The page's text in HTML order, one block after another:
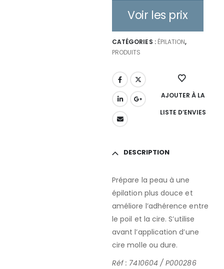
Voir les prix
CATÉGORIES : ÉPILATION,
PRODUITS
AJOUTER À LA
LISTE D’ENVIES
DESCRIPTION
Prépare la peau à une
épilation plus douce et
améliore l’adhérence entre
le poil et la cire. S’utilise
avant l’application d’une
cire molle ou dure.
Réf : 7410604 / P000286